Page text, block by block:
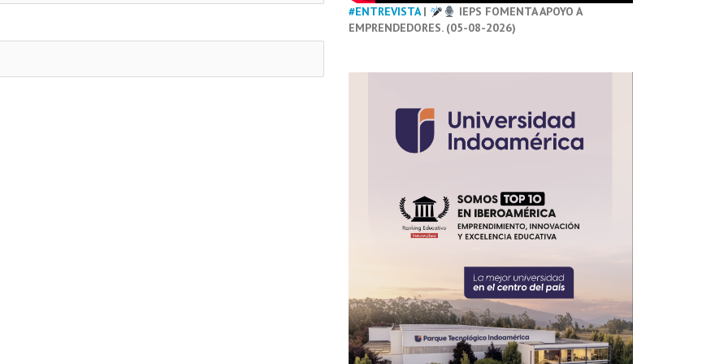
#ENTREVISTA|
IEPS FOMENTA APOYO A
EMPRENDEDORES. (05-08-2026)